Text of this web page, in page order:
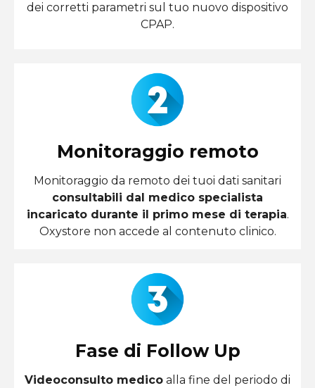
dei corretti parametri sul tuo nuovo dispositivo
CPAP.
Monitoraggio remoto
Monitoraggio da remoto dei tuoi dati sanitari
consultabili dal medico specialista
incaricato durante il primo mese di terapia.
Oxystore non accede al contenuto clinico.
Fase di Follow Up
Videoconsulto medico alla fine del periodo di